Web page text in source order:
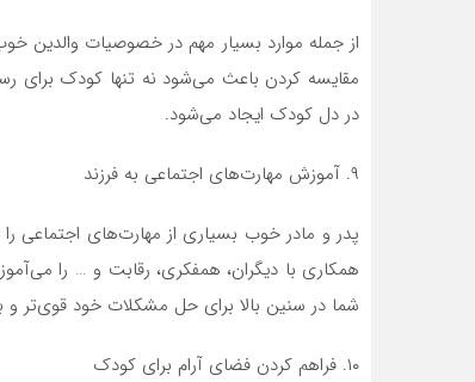
از جمله موارد بسیار مهم در خصوصیات والدین
مقایسه کردن باعث می‌شود نه تنها کودک برای
در دل کودک ایجاد می‌شود.
۹. آموزش مهارت‌های اجتماعی به فرزند
پدر و مادر خوب بسیاری از مهارت‌های اجتماعی
همکاری با دیگران، همفکری، رقابت و … را
شما در سنین بالا برای حل مشکلات خود قوی‌تر و
۱۰. فراهم کردن فضای آرام برای کودک